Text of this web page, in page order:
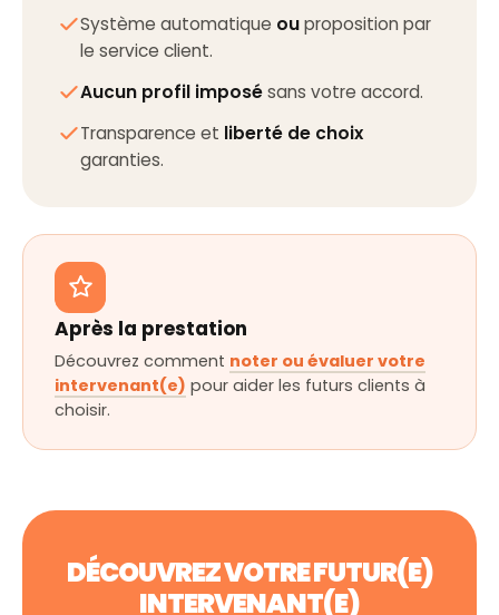
Système automatique ouproposition par
le service client.
Aucun profil imposésans votre accord.
Transparence et liberté de choix
garanties.
Après la prestation
Découvrez comment noter ou évaluer votre
intervenant(e) pour aider les futurs clients à
choisir.
DÉCOUVREZ VOTRE FUTUR(E)
INTERVENANT(E)